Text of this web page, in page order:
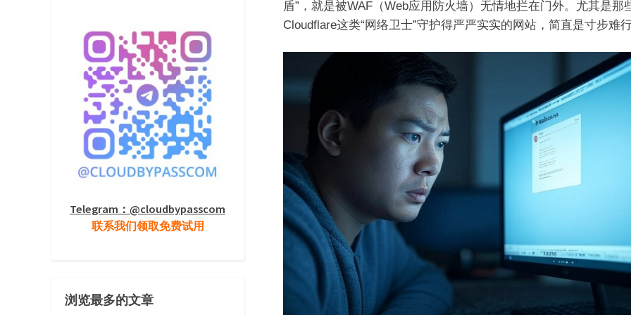
盾”，就是被WAF（Web应用防火墙）无情地拦在门外。尤其是那
Cloudflare这类“网络卫士”守护得严严实实的网站，简直是寸步难
Telegram：@cloudbypasscom
联系我们领取免费试用
浏览最多的文章